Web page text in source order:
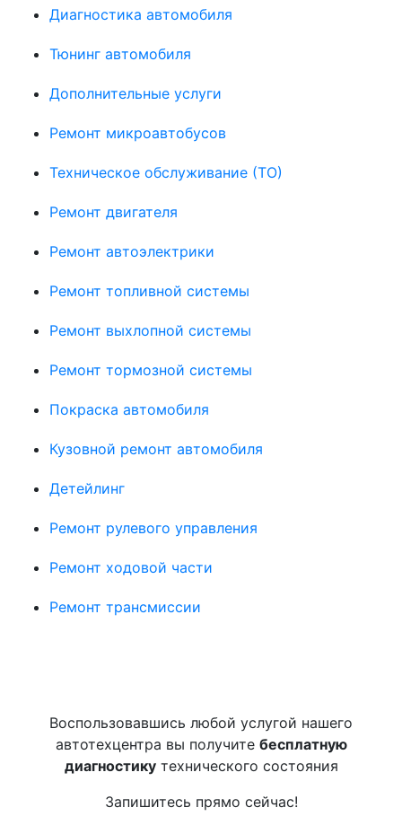
Диагностика автомобиля
Тюнинг автомобиля
Дополнительные услуги
Ремонт микроавтобусов
Техническое обслуживание (ТО)
Ремонт двигателя
Ремонт автоэлектрики
Ремонт топливной системы
Ремонт выхлопной системы
Ремонт тормозной системы
Покраска автомобиля
Кузовной ремонт автомобиля
Детейлинг
Ремонт рулевого управления
Ремонт ходовой части
Ремонт трансмиссии
Воспользовавшись любой услугой нашего
автотехцентра вы получите бесплатную
диагностикутехнического состояния
Запишитесь прямо сейчас!